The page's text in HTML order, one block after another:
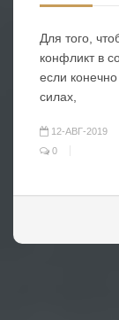
Для того,
конфликт в
если
силах,
12-АВГ-2019
0